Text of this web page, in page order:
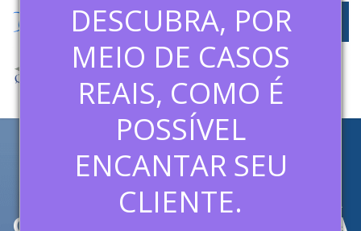
DESCUBRA, POR
MEIO DE CASOS
REAIS, COMO É
POSSÍVEL
ENCANTAR SEU
CLIENTE.
O MÉTODO DISNEY DE
EXCELÊNCIA: COMO APLICAR